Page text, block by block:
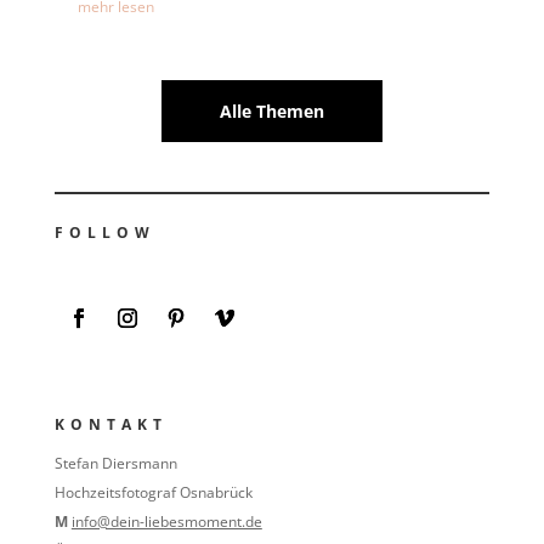
mehr lesen
Alle Themen
FOLLOW
KONTAKT
Stefan Diersmann
Hochzeitsfotograf Osnabrück
M info@dein-liebesmoment.de